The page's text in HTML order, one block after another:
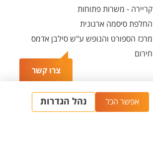
צרו קשר
קריירה - משרות פתוחות
החלפת סיסמה ארגונית
מרכז הספורט והנופש ע"ש סילבן אדמס
חירום